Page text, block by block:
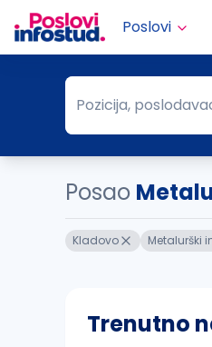
Poslovi
Pozicija,
Pozicija,
Posao
Kladovo Metalurški
Trenutno